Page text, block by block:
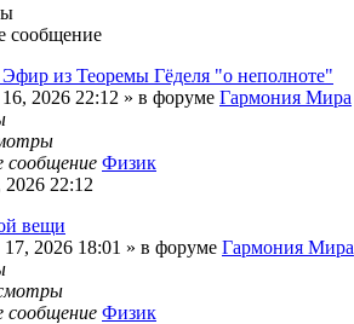
сообщение
из Теоремы Гёделя "о неполноте"
2026 22:12 » в форуме Гармония Мира
сообщение Физик
22:12
вещи
2026 18:01 » в форуме Гармония Мира
сообщение Физик